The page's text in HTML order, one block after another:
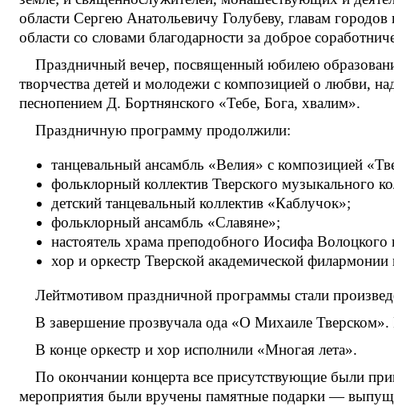
области Сергею Анатольевичу Голубеву, главам
области со словами благодарности за доброе
Праздничный вечер, посвященный юбилею
творчества детей и молодежи с композицией о любви,
песнопением Д. Бортнянского «Тебе, Бога, хвалим».
Праздничную программу продолжили:
танцевальный ансамбль «Велия» с композицией
фольклорный коллектив Тверского музыкального
детский танцевальный коллектив «Каблучок»;
фольклорный ансамбль «Славяне»;
настоятель храма преподобного Иосифа
хор и оркестр Тверской академической филармонии
Лейтмотивом праздничной программы стали
В завершение прозвучала ода «О Михаиле
В конце оркестр и хор исполнили «Многая лета».
По окончании концерта все присутствующие были
мероприятия были вручены памятные подарки —